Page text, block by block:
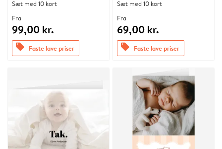
Sæt med 10 kort
Fra
99,00 kr.
offers Faste lave priser
Sæt med 10 kort
Fra
69,00 kr.
offers Faste lave priser